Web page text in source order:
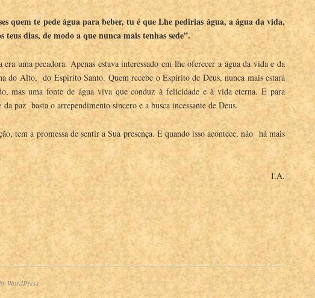
quem te pede água para beber, tu é que Lhe pedirias água, a água da vida,
teus dias, de modo a que nunca mais tenhas sede”.
uma pecadora. Apenas estava interessado em lhe oferecer a água da vida e da
do Alto, do Espírito Santo. Quem recebe o Espírito de Deus, nunca mais estará
mas uma fonte de água viva que conduz à felicidade e à vida eterna. E para
paz basta o arrependimento sincero e a busca incessante de Deus.
tem a promessa de sentir a Sua presença. E quando isso acontece, não há mais
I.A.
WordPress.